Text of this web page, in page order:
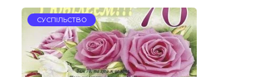
СУСПІЛЬСТВО